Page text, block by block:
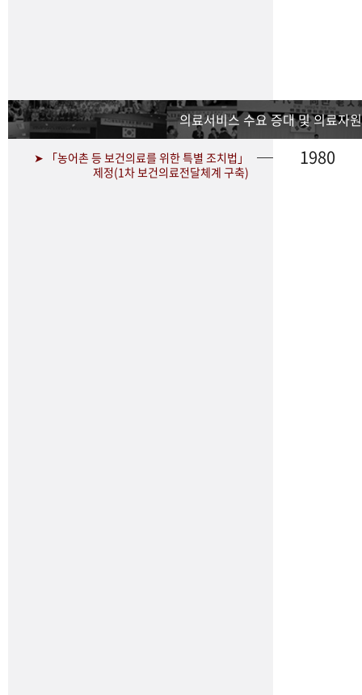
의료서비스 수요 증대 및 의료자
➤ 「농어촌 등 보건의료를 위한 특별 조치법」
제정(1차 보건의료전달체계 구축)
1980